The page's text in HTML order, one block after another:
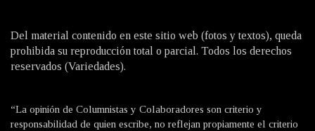
Del material contenido en este sitio web (fotos y textos), queda
prohibida su reproducción total o parcial. Todos los derechos
reservados (Variedades).
“La opinión de Columnistas y Colaboradores son criterio y
responsabilidad de quien escribe, no reflejan propiamente el criterio